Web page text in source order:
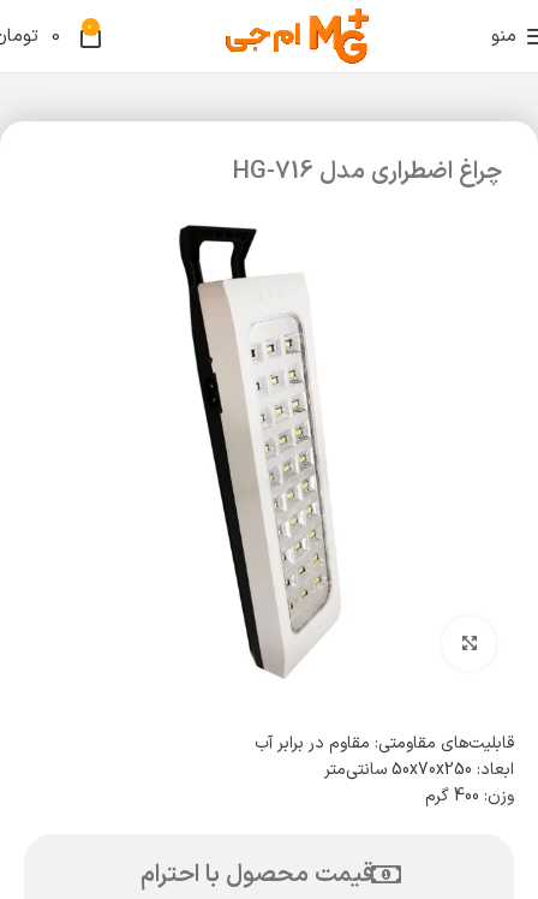
منو 0
0
چراغ اضطراری مدل HG-716
قابلیت‌های مقاومتی: مقاوم در برابر آب
ابعاد: 50x70x250 سانتی‌متر
وزن: 400 گرم
قیمت محصول با احترام